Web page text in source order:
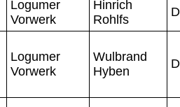
Logumer
Vorwerk
Hinrich
Rohlfs
Logumer
Vorwerk
Wulbrand
Hyben